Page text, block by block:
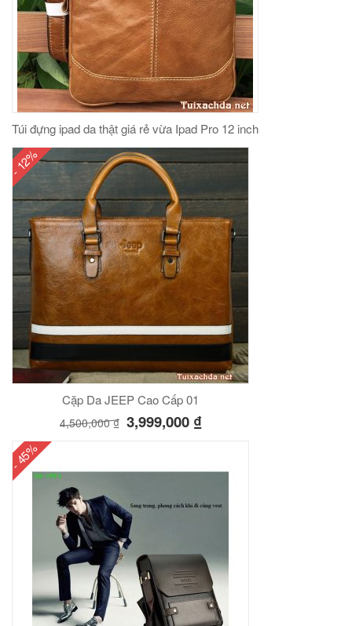
Túi đựng ipad da thật giá rẻ vừa Ipad Pro 12 inch
- 12%
Cặp Da JEEP Cao Cấp 01
4,500,000₫ 3,999,000 ₫
- 45%